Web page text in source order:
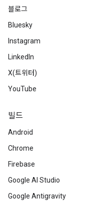
블로그
Bluesky
Instagram
LinkedIn
X(트위터)
YouTube
빌드
Android
Chrome
Firebase
Google AI Studio
Google Antigravity